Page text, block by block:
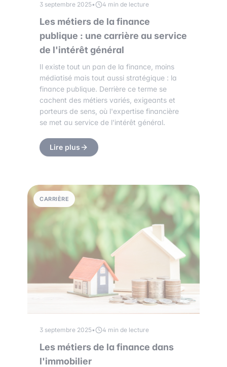
3 septembre 2025• 4 min de lecture
Les métiers de la finance
publique : une carrière au service
de l'intérêt général
Il existe tout un pan de la finance, moins
médiatisé mais tout aussi stratégique : la
finance publique. Derrière ce terme se
cachent des métiers variés, exigeants et
porteurs de sens, où l'expertise financière
se met au service de l'intérêt général.
Lire plus
CARRIÈRE
3 septembre 2025• 4 min de lecture
Les métiers de la finance dans
l'immobilier